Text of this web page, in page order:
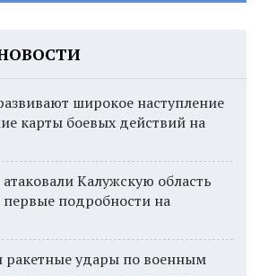
широкое наступление
карты боевых действий на
Калужскую область
первые подробности на
ракетные удары по военным